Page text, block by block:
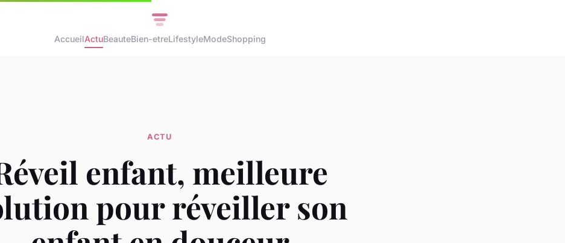
AccueilActuBeauteBien-etreLifestyleModeShopping
ACTU
enfant, meilleure
pour réveiller son